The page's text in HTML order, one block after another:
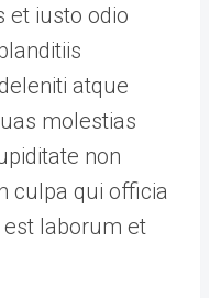
et iusto odio
atque
molestias
non
culpa qui officia
laborum et